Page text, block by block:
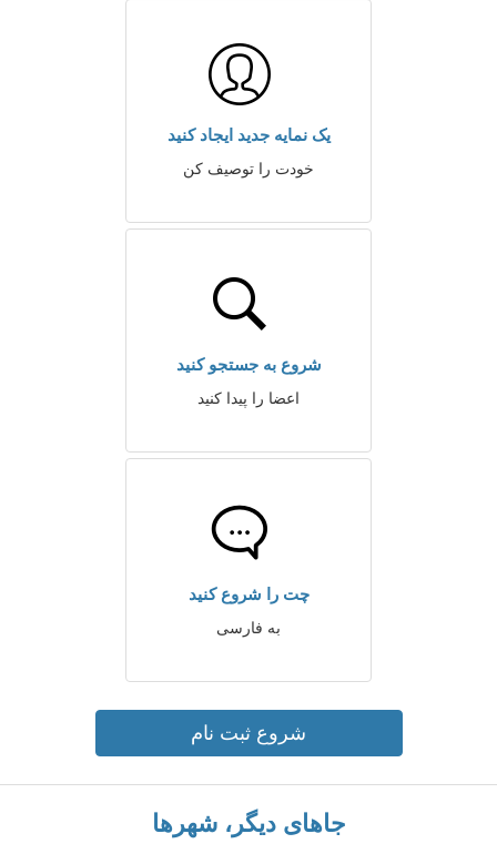
یک نمایه جدید ایجاد کنید
خودت را توصیف کن
شروع به جستجو کنید
اعضا را پیدا کنید
چت را شروع کنید
به فارسی
شروع ثبت نام
جاهای دیگر، شهرها